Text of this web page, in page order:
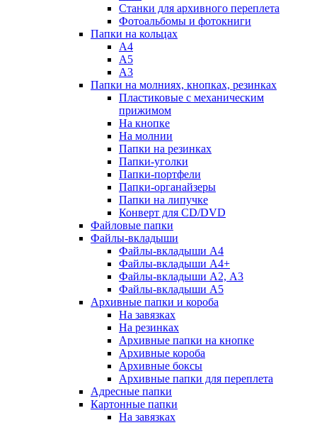
Станки для архивного переплета
Фотоальбомы и фотокниги
Папки на кольцах
А4
А5
А3
Папки на молниях, кнопках, резинках
Пластиковые с механическим
прижимом
На кнопке
На молнии
Папки на резинках
Папки-уголки
Папки-портфели
Папки-органайзеры
Папки на липучке
Конверт для CD/DVD
Файловые папки
Файлы-вкладыши
Файлы-вкладыши А4
Файлы-вкладыши А4+
Файлы-вкладыши А2, А3
Файлы-вкладыши А5
Архивные папки и короба
На завязках
На резинках
Архивные папки на кнопке
Архивные короба
Архивные боксы
Архивные папки для переплета
Адресные папки
Картонные папки
На завязках